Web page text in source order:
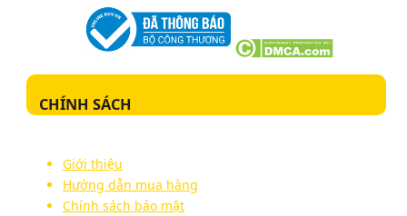
CHÍNH SÁCH
Giới thiệu
Hướng dẫn mua hàng
Chính sách bảo mật